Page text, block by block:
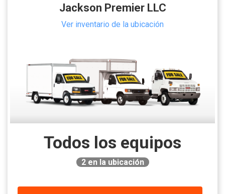
Jackson Premier LLC
Ver inventario de la ubicación
Todos los equipos
2en la ubicación